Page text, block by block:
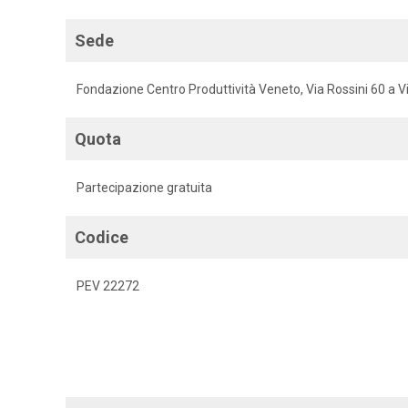
Sede
Fondazione Centro Produttività Veneto, Via Rossini 60 a
Quota
Partecipazione gratuita
Codice
PEV 22272